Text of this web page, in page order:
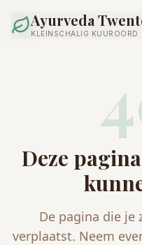
Ayurveda
KLEINSCHALIG KUUROORD
Deze
De pagina die je
verplaatst. Neem